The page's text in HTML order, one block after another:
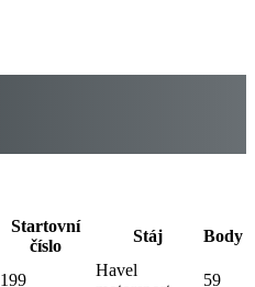
Startovní
číslo
Stáj
Body
199
Havel
59